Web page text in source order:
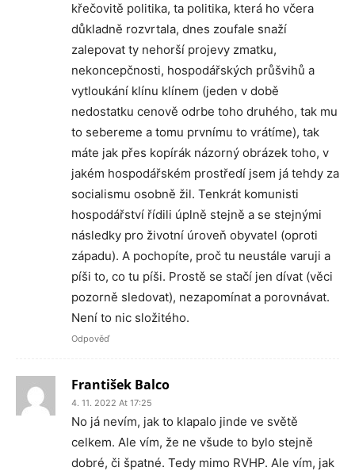
křečovitě politika, ta politika, která ho včera
důkladně rozvrtala, dnes zoufale snaží
zalepovat ty nehorší projevy zmatku,
nekoncepčnosti, hospodářských průšvihů a
vytloukání klínu klínem (jeden v době
nedostatku cenově odrbe toho druhého, tak mu
to sebereme a tomu prvnímu to vrátíme), tak
máte jak přes kopírák názorný obrázek toho, v
jakém hospodářském prostředí jsem já tehdy za
socialismu osobně žil. Tenkrát komunisti
hospodářství řídili úplně stejně a se stejnými
následky pro životní úroveň obyvatel (oproti
západu). A pochopíte, proč tu neustále varuji a
píši to, co tu píši. Prostě se stačí jen dívat (věci
pozorně sledovat), nezapomínat a porovnávat.
Není to nic složitého.
Odpověď
František Balco
4. 11. 2022 At 17:25
No já nevím, jak to klapalo jinde ve světě
celkem. Ale vím, že ne všude to bylo stejně
dobré, či špatné. Tedy mimo RVHP. Ale vím, jak